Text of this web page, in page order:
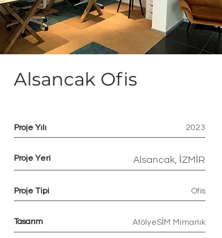
Alsancak Ofis
Proje Yılı 2023
Proje Yeri Alsancak, İZMİR
Proje Tipi Ofis
Tasarım AtölyeSİM Mimarlık